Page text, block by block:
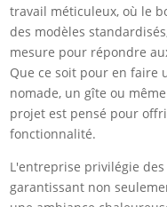
travail méticuleux, où le
des modèles
mesure pour répondre
Que ce soit pour en faire
nomade, un gîte ou
projet est pensé pour
fonctionnalité.
L'entreprise privilégie
garantissant non